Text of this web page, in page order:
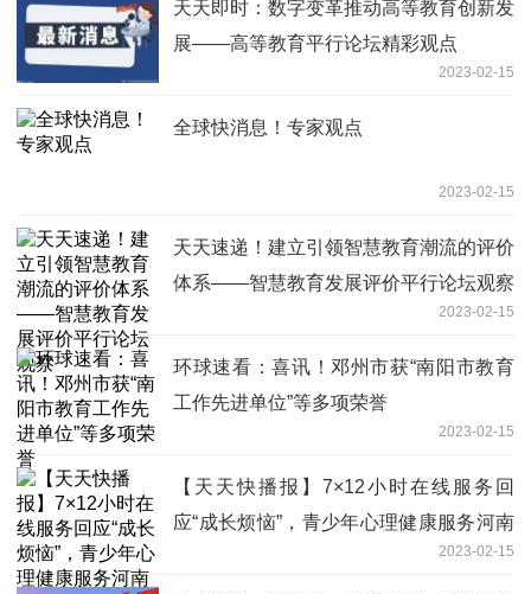
天天即时：数字变革推动高等教育创新发
展——高等教育平行论坛精彩观点
2023-02-15
全球快消息！专家观点
2023-02-15
天天速递！建立引领智慧教育潮流的评价
体系——智慧教育发展评价平行论坛观察
2023-02-15
环球速看：喜讯！邓州市获“南阳市教育
工作先进单位”等多项荣誉
2023-02-15
【天天快播报】7×12小时在线服务回
应“成长烦恼”，青少年心理健康服务河南
2023-02-15